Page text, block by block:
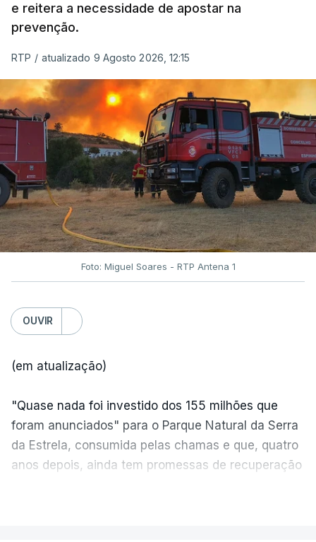
e reitera a necessidade de apostar na
prevenção.
RTP / atualizado 9 Agosto 2026, 12:15
Foto: Miguel Soares - RTP Antena 1
OUVIR
(em atualização)
"Quase nada foi investido dos 155 milhões que
foram anunciados" para o Parque Natural da Serra
da Estrela, consumida pelas chamas e que, quatro
anos depois, ainda tem promessas de recuperação